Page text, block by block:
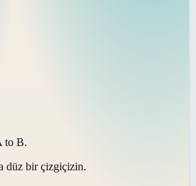
to B.
düz bir çizgiçizin.